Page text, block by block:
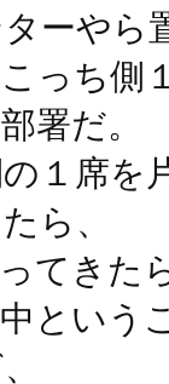
ーやら
っち側
署だ。
１席を
ら、
てきた
という